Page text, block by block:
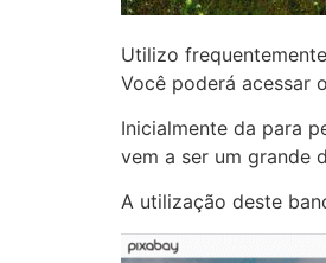
Utilizo
Você poderá acessar
Inicialmente da para
vem a ser um grande
A utilização deste